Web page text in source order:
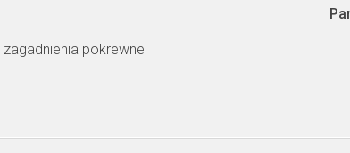
zagadnienia pokrewne